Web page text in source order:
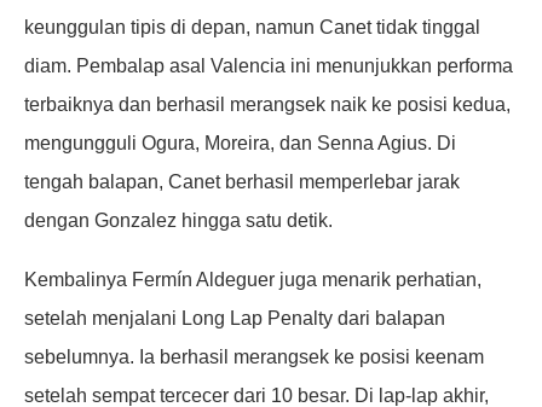
keunggulan tipis di depan, namun Canet tidak tinggal
diam. Pembalap asal Valencia ini menunjukkan performa
terbaiknya dan berhasil merangsek naik ke posisi kedua,
mengungguli Ogura, Moreira, dan Senna Agius. Di
tengah balapan, Canet berhasil memperlebar jarak
dengan Gonzalez hingga satu detik.
Kembalinya Fermín Aldeguer juga menarik perhatian,
setelah menjalani Long Lap Penalty dari balapan
sebelumnya. Ia berhasil merangsek ke posisi keenam
setelah sempat tercecer dari 10 besar. Di lap-lap akhir,